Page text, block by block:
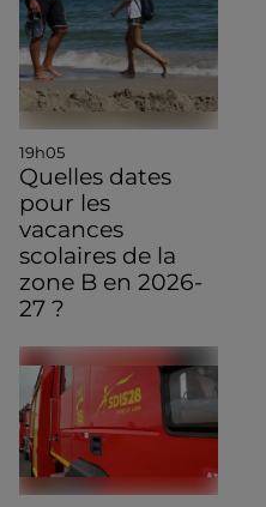
19h05
Quelles dates
pour les
vacances
scolaires de la
zone B en 2026-
27 ?